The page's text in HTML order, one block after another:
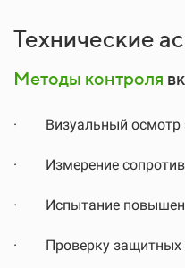
Технические
Методы контроля
· Визуальный осмотр
· Измерение
· Испытание
· Проверку защитных